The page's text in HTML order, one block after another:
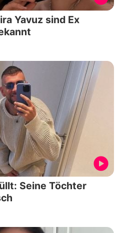
Yavuz sind Ex
Seine Töchter